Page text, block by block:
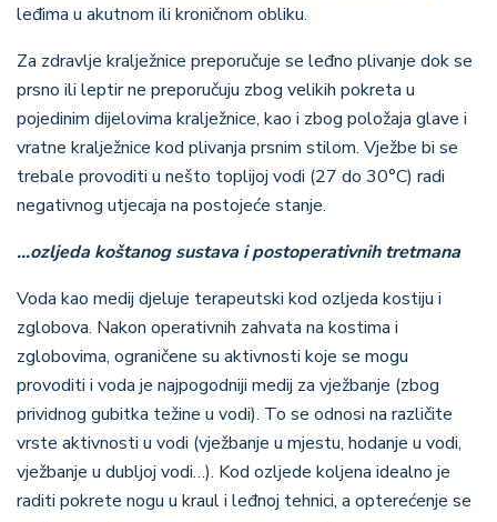
leđima u akutnom ili kroničnom obliku.
Za zdravlje kralježnice preporučuje se leđno plivanje dok se
prsno ili leptir ne preporučuju zbog velikih pokreta u
pojedinim dijelovima kralježnice, kao i zbog položaja glave i
vratne kralježnice kod plivanja prsnim stilom. Vježbe bi se
trebale provoditi u nešto toplijoj vodi (27 do 30°C) radi
negativnog utjecaja na postojeće stanje.
…ozljeda koštanog sustava i postoperativnih tretmana
Voda kao medij djeluje terapeutski kod ozljeda kostiju i
zglobova. Nakon operativnih zahvata na kostima i
zglobovima, ograničene su aktivnosti koje se mogu
provoditi i voda je najpogodniji medij za vježbanje (zbog
prividnog gubitka težine u vodi). To se odnosi na različite
vrste aktivnosti u vodi (vježbanje u mjestu, hodanje u vodi,
vježbanje u dubljoj vodi…). Kod ozljede koljena idealno je
raditi pokrete nogu u kraul i leđnoj tehnici, a opterećenje se